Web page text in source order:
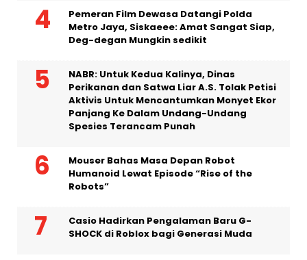
Pemeran Film Dewasa Datangi Polda
Metro Jaya, Siskaeee: Amat Sangat Siap,
Deg-degan Mungkin sedikit
NABR: Untuk Kedua Kalinya, Dinas
Perikanan dan Satwa Liar A.S. Tolak Petisi
Aktivis Untuk Mencantumkan Monyet Ekor
Panjang Ke Dalam Undang-Undang
Spesies Terancam Punah
Mouser Bahas Masa Depan Robot
Humanoid Lewat Episode “Rise of the
Robots”
Casio Hadirkan Pengalaman Baru G-
SHOCK di Roblox bagi Generasi Muda